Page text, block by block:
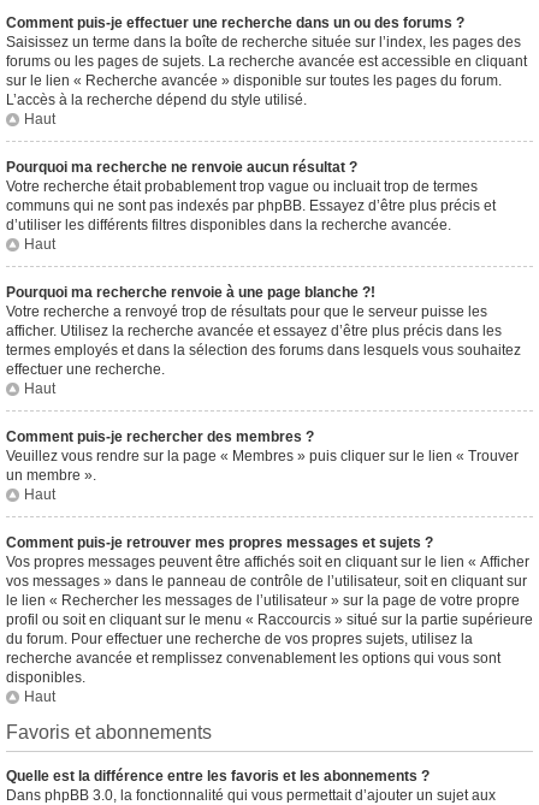
Comment puis-je effectuer une recherche dans un ou des forums ?
Saisissez un terme dans la boîte de recherche située sur l’index, les pages des
forums ou les pages de sujets. La recherche avancée est accessible en cliquant
sur le lien « Recherche avancée » disponible sur toutes les pages du forum.
L’accès à la recherche dépend du style utilisé.
Haut
Pourquoi ma recherche ne renvoie aucun résultat ?
Votre recherche était probablement trop vague ou incluait trop de termes
communs qui ne sont pas indexés par phpBB. Essayez d’être plus précis et
d’utiliser les différents filtres disponibles dans la recherche avancée.
Haut
Pourquoi ma recherche renvoie à une page blanche ?!
Votre recherche a renvoyé trop de résultats pour que le serveur puisse les
afficher. Utilisez la recherche avancée et essayez d’être plus précis dans les
termes employés et dans la sélection des forums dans lesquels vous souhaitez
effectuer une recherche.
Haut
Comment puis-je rechercher des membres ?
Veuillez vous rendre sur la page « Membres » puis cliquer sur le lien « Trouver
un membre ».
Haut
Comment puis-je retrouver mes propres messages et sujets ?
Vos propres messages peuvent être affichés soit en cliquant sur le lien « Afficher
vos messages » dans le panneau de contrôle de l’utilisateur, soit en cliquant sur
le lien « Rechercher les messages de l’utilisateur » sur la page de votre propre
profil ou soit en cliquant sur le menu « Raccourcis » situé sur la partie supérieure
du forum. Pour effectuer une recherche de vos propres sujets, utilisez la
recherche avancée et remplissez convenablement les options qui vous sont
disponibles.
Haut
Favoris et abonnements
Quelle est la différence entre les favoris et les abonnements ?
Dans phpBB 3.0, la fonctionnalité qui vous permettait d’ajouter un sujet aux